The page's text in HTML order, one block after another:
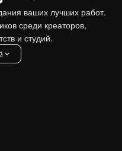
ваших лучших работ.
среди креаторов,
и студий.